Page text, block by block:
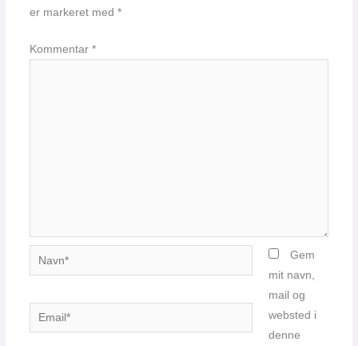
er markeret med *
Kommentar *
Navn*
Email*
Gem
mit navn,
mail og
websted i
denne